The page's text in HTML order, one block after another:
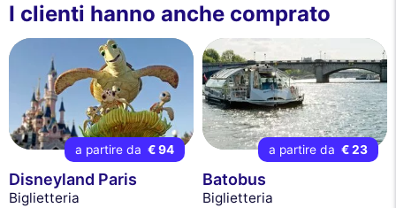
I clienti hanno anche comprato
a partire da € 94
Disneyland Paris
Biglietteria
a partire da € 23
Batobus
Biglietteria